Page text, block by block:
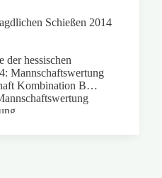
Schießen 2014
der hessischen
Mannschaftswertung
Kombination B